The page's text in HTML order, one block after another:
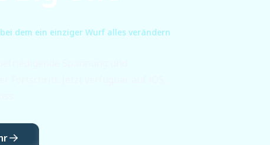
dem ein einziger Wurf alles verändern